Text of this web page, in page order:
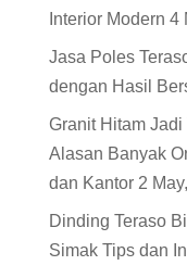
Interior Modern 4
Jasa Poles
dengan Hasil
Granit Hitam Jadi
Alasan Banyak
dan Kantor 2
Dinding Teraso
Simak Tips dan